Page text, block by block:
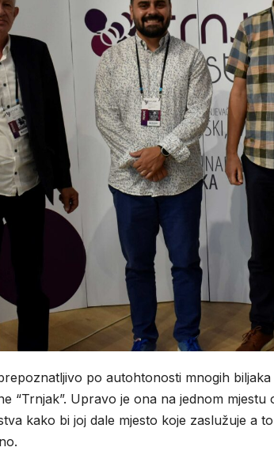
po autohtonosti mnogih
“Trnjak”. Upravo je ona na jednom
kako bi joj dale mjesto koje zaslužuje a